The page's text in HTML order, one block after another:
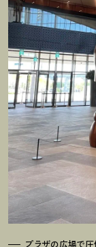
プラザの広場で